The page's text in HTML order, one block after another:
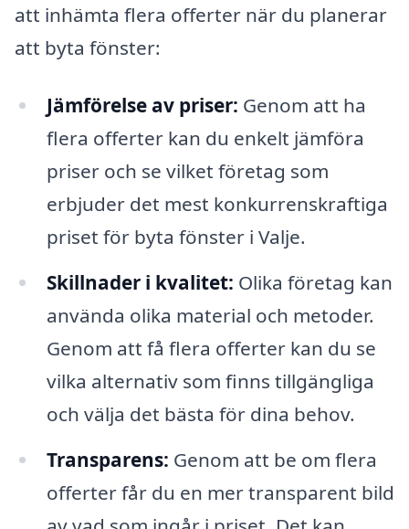
att inhämta flera offerter när du planerar
att byta fönster:
Jämförelse av priser: Genom att ha
flera offerter kan du enkelt jämföra
priser och se vilket företag som
erbjuder det mest konkurrenskraftiga
priset för byta fönster i Valje.
Skillnader i kvalitet: Olika företag kan
använda olika material och metoder.
Genom att få flera offerter kan du se
vilka alternativ som finns tillgängliga
och välja det bästa för dina behov.
Transparens: Genom att be om flera
offerter får du en mer transparent bild